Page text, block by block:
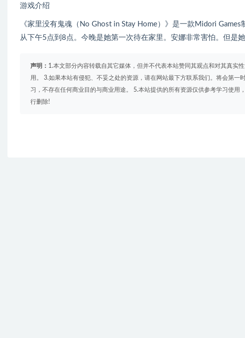
游戏介绍
《家里没有鬼魂（No Ghost in Stay Home）》是一款Midori
从下午5点到8点。今晚是她第一次待在家里。安娜非常害怕。但是
声明： 1.本文部分内容转载自其它媒体，但并不代表本站赞同其观点和对其真实
用。 3.如果本站有侵犯、不妥之处的资源，请在网站最下方联系我们。将会第
习，不存在任何商业目的与商业用途。 5.本站提供的所有资源仅供参考学习使
行删除!